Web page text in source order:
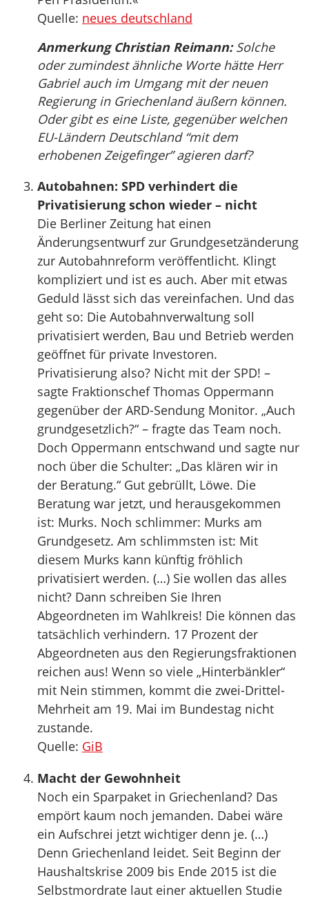
Quelle: neues deutschland
Anmerkung Christian Reimann:Solche
oder zumindest ähnliche Worte hätte Herr
Gabriel auch im Umgang mit der neuen
Regierung in Griechenland äußern können.
Oder gibt es eine Liste, gegenüber welchen
EU-Ländern Deutschland “mit dem
erhobenen Zeigefinger” agieren darf?
Autobahnen: SPD verhindert die
Privatisierung schon wieder – nicht
Die Berliner Zeitung hat einen
Änderungsentwurf zur Grundgesetzänderung
zur Autobahnreform veröffentlicht. Klingt
kompliziert und ist es auch. Aber mit etwas
Geduld lässt sich das vereinfachen. Und das
geht so: Die Autobahnverwaltung soll
privatisiert werden, Bau und Betrieb werden
geöffnet für private Investoren.
Privatisierung also? Nicht mit der SPD! –
sagte Fraktionschef Thomas Oppermann
gegenüber der ARD-Sendung Monitor. „Auch
grundgesetzlich?“ – fragte das Team noch.
Doch Oppermann entschwand und sagte nur
noch über die Schulter: „Das klären wir in
der Beratung.“ Gut gebrüllt, Löwe. Die
Beratung war jetzt, und herausgekommen
ist: Murks. Noch schlimmer: Murks am
Grundgesetz. Am schlimmsten ist: Mit
diesem Murks kann künftig fröhlich
privatisiert werden. (…) Sie wollen das alles
nicht? Dann schreiben Sie Ihren
Abgeordneten im Wahlkreis! Die können das
tatsächlich verhindern. 17 Prozent der
Abgeordneten aus den Regierungsfraktionen
reichen aus! Wenn so viele „Hinterbänkler“
mit Nein stimmen, kommt die zwei-Drittel-
Mehrheit am 19. Mai im Bundestag nicht
zustande.
Quelle: GiB
Macht der Gewohnheit
Noch ein Sparpaket in Griechenland? Das
empört kaum noch jemanden. Dabei wäre
ein Aufschrei jetzt wichtiger denn je. (…)
Denn Griechenland leidet. Seit Beginn der
Haushaltskrise 2009 bis Ende 2015 ist die
Selbstmordrate laut einer aktuellen Studie